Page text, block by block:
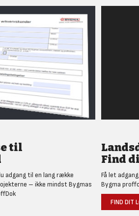
til
adgang til en lang række
– ikke mindst Bygmas
Find
Få let
Bygma
FIND DIT